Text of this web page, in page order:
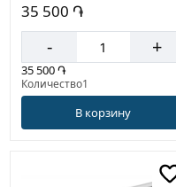
35 500 ֏
- +
35 500 ֏
Количество1
В корзину